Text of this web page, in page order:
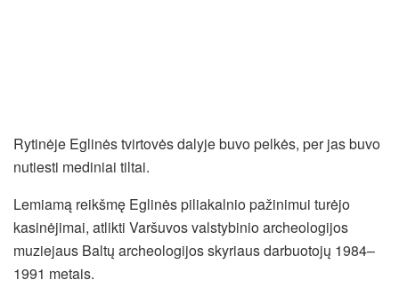
Rytinėje Eglinės tvirtovės dalyje buvo pelkės, per jas buvo
nutiesti mediniai tiltai.
Lemiamą reikšmę Eglinės piliakalnio pažinimui turėjo
kasinėjimai, atlikti Varšuvos valstybinio archeologijos
muziejaus Baltų archeologijos skyriaus darbuotojų 1984–
1991 metais.